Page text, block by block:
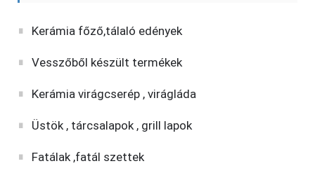
Kerámia főző,tálaló edények
Vesszőből készült termékek
Kerámia virágcserép , virágláda
Üstök , tárcsalapok , grill lapok
Fatálak ,fatál szettek